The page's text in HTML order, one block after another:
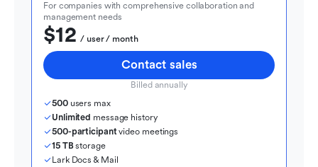
For companies with comprehensive collaboration and
management needs
$12
  / user / month
Contact sales
Billed annually
500 users max
Unlimited message history
500-participant video meetings
15 TB storage
Lark Docs & Mail